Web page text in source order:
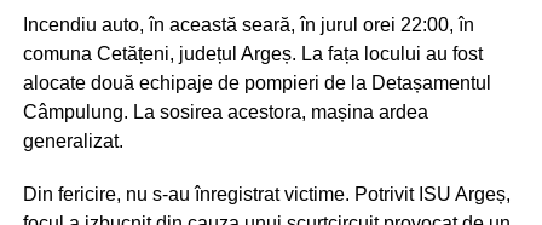
Incendiu auto, în această seară, în jurul orei 22:00, în
comuna Cetățeni, județul Argeș. La fața locului au fost
alocate două echipaje de pompieri de la Detașamentul
Câmpulung. La sosirea acestora, mașina ardea
generalizat.
Din fericire, nu s-au înregistrat victime. Potrivit ISU Argeș,